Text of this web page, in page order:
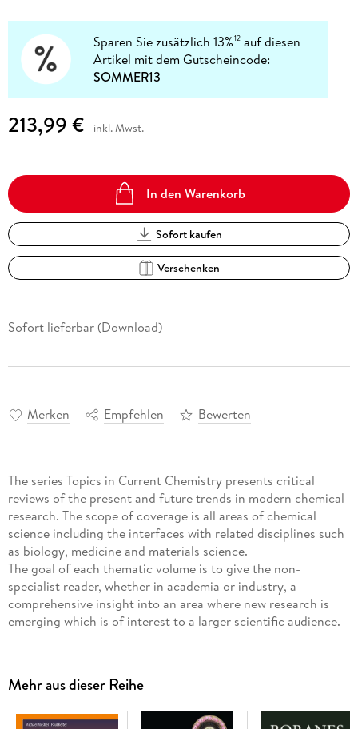
Sparen Sie zusätzlich 13%12 auf diesen
Artikel mit dem Gutscheincode:
SOMMER13
213,99 € inkl. Mwst.
In den Warenkorb
Sofort kaufen
Verschenken
Sofort lieferbar (Download)
Merken Empfehlen Bewerten
The series Topics in Current Chemistry presents critical
reviews of the present and future trends in modern chemical
research. The scope of coverage is all areas of chemical
science including the interfaces with related disciplines such
as biology, medicine and materials science.
The goal of each thematic volume is to give the non-
specialist reader, whether in academia or industry, a
comprehensive insight into an area where new research is
emerging which is of interest to a larger scientific audience.
to 10 years are presented using selected examples to
illustrate the principles discussed. The coverage is not
Mehr aus dieser Reihe